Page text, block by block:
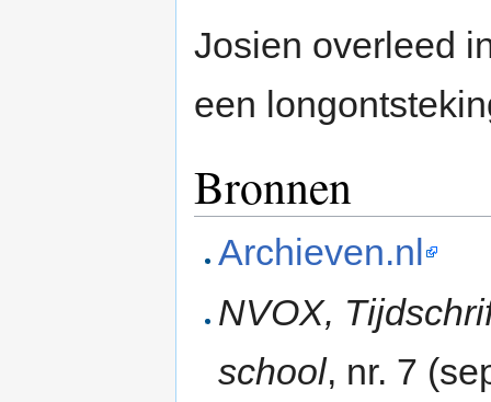
Josien overleed
een
Bronnen
Archieven.nl
NVOX,
school, nr. 7